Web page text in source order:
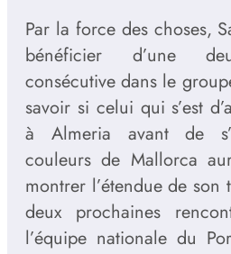
Par la force des choses,
bénéficier d’une
consécutive dans le
savoir si celui qui s’est
à Almeria avant de
couleurs de Mallorca
montrer l’étendue de
deux prochaines
l’équipe nationale du